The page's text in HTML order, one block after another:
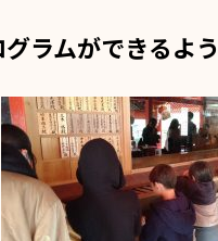
ラムができるよ